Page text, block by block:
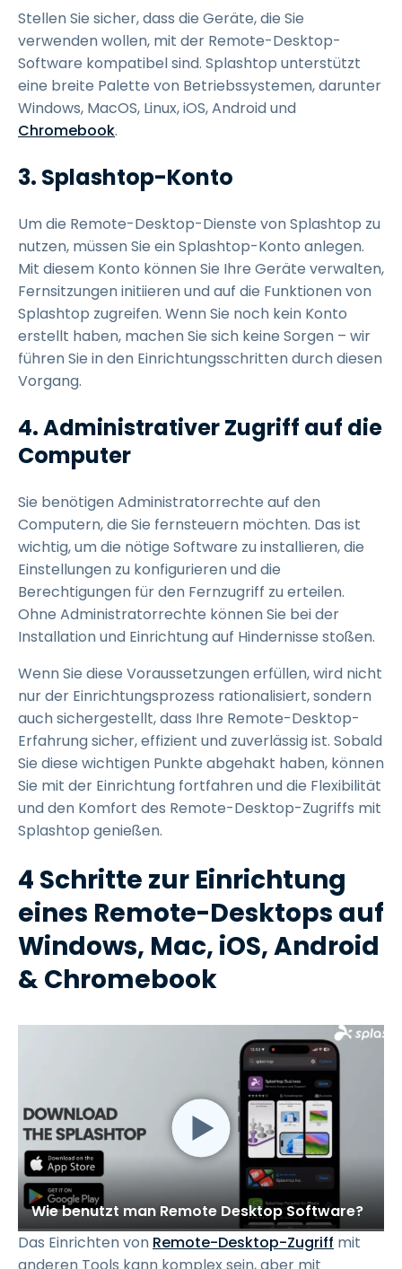
Stellen Sie sicher, dass die Geräte, die Sie
verwenden wollen, mit der Remote-Desktop-
Software kompatibel sind. Splashtop unterstützt
eine breite Palette von Betriebssystemen, darunter
Windows, MacOS, Linux, iOS, Android und
Chromebook.
3. Splashtop-Konto
Um die Remote-Desktop-Dienste von Splashtop zu
nutzen, müssen Sie ein Splashtop-Konto anlegen.
Mit diesem Konto können Sie Ihre Geräte verwalten,
Fernsitzungen initiieren und auf die Funktionen von
Splashtop zugreifen. Wenn Sie noch kein Konto
erstellt haben, machen Sie sich keine Sorgen – wir
führen Sie in den Einrichtungsschritten durch diesen
Vorgang.
4. Administrativer Zugriff auf die
Computer
Sie benötigen Administratorrechte auf den
Computern, die Sie fernsteuern möchten. Das ist
wichtig, um die nötige Software zu installieren, die
Einstellungen zu konfigurieren und die
Berechtigungen für den Fernzugriff zu erteilen.
Ohne Administratorrechte können Sie bei der
Installation und Einrichtung auf Hindernisse stoßen.
Wenn Sie diese Voraussetzungen erfüllen, wird nicht
nur der Einrichtungsprozess rationalisiert, sondern
auch sichergestellt, dass Ihre Remote-Desktop-
Erfahrung sicher, effizient und zuverlässig ist. Sobald
Sie diese wichtigen Punkte abgehakt haben, können
Sie mit der Einrichtung fortfahren und die Flexibilität
und den Komfort des Remote-Desktop-Zugriffs mit
Splashtop genießen.
4 Schritte zur Einrichtung
eines Remote-Desktops auf
Windows, Mac, iOS, Android
& Chromebook
Wie benutzt man Remote Desktop Software?
Das Einrichten von Remote-Desktop-Zugriff mit
anderen Tools kann komplex sein, aber mit